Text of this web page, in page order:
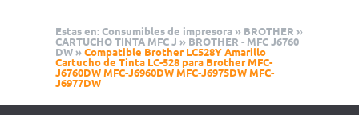
Estas en: Consumibles de impresora » BROTHER »
CARTUCHO TINTA MFC J » BROTHER - MFC J6760
DW » Compatible Brother LC528Y Amarillo
Cartucho de Tinta LC-528 para Brother MFC-
J6760DW MFC-J6960DW MFC-J6975DW MFC-
J6977DW